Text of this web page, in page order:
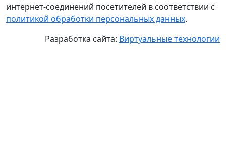
интернет-соединений посетителей в соответствии с
политикой обработки персональных данных.
Разработка сайта: Виртуальные технологии